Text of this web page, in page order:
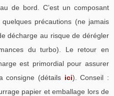
de bord. C’est un composant
précautions (ne jamais
décharge au risque de dérégler
du turbo). Le retour en
est primordial pour assurer
consigne (détails ici). Conseil :
papier et emballage lors de